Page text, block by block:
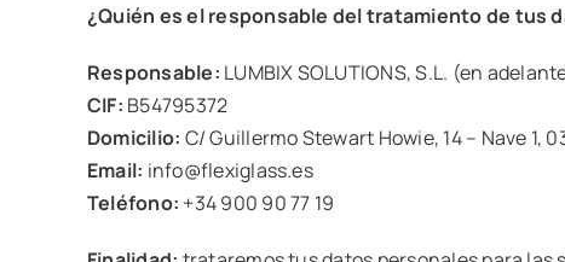
¿Quién es el responsable del tratamiento de tus
Responsable: LUMBIX SOLUTIONS, S.L. (en
CIF: B54795372
Domicilio: C/ Guillermo Stewart Howie, 14 – Nave 1,
Email: info@flexiglass.es
Teléfono: +34 900 90 77 19